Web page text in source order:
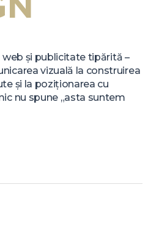
web și publicitate tipărită –
vizuală la construirea
și la poziționarea cu
nu spune „asta suntem